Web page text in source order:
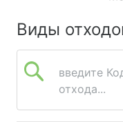
Виды
введите
отхода...